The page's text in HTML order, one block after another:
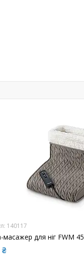
140117
масажер для ніг FWM 45
₴